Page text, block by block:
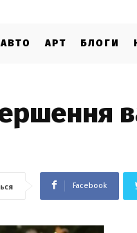
АВТО АРТ БЛОГИ
Facebook